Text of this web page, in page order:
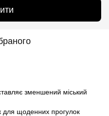
зменшений міський
для щоденних прогулок